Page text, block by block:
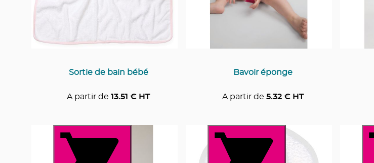
Sortie de bain bébé
A partir de 13.51 € HT
Bavoir éponge
A partir de 5.32€ HT